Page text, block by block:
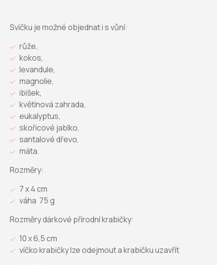
Svíčku je možné objednat i s vůní:
růže,
kokos,
levandule,
magnolie,
ibišek,
květinová zahrada,
eukalyptus,
skořicové jablko,
santalové dřevo,
máta.
Rozměry:
7 x 4 cm
váha 75 g
Rozměry dárkové přírodní krabičky:
10 x 6,5 cm
víčko krabičky lze odejmout a krabičku uzavřít